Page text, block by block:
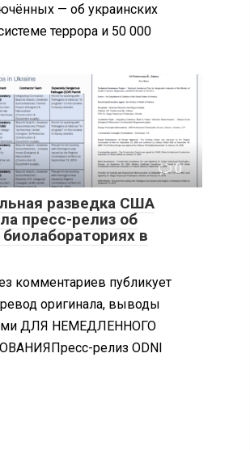
— об украинских
террора и 50 000
0
разведка США
пресс-релиз об
в
комментариев публикует
оригинала, выводы
ДЛЯ НЕМЕДЛЕННОГО
релиз ODNI